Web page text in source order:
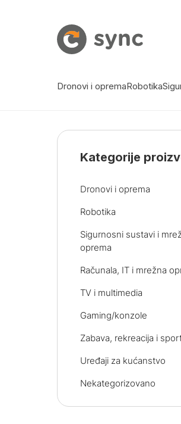
Dronovi i opremaRobotika
Kategorije
Dronovi i oprema
Robotika
Sigurnosni sustavi i
oprema
Računala, IT i mrežna
TV i multimedia
Gaming/konzole
Zabava, rekreacija i
Uređaji za kućanstvo
Nekategorizovano